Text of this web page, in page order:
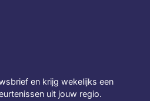
en krijg wekelijks een
uit jouw regio.